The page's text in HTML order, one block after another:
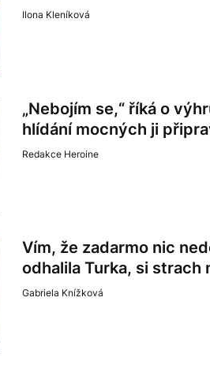
Ilona Kleníková
„Nebojím se,“ říká o
hlídání mocných ji
Redakce Heroine
Vím, že zadarmo nic
odhalila Turka, si strach
Gabriela Knížková